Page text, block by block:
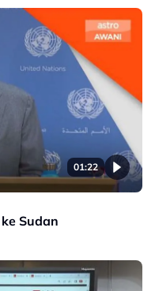
01:22
Sudan